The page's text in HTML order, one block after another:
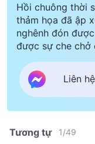
Hồi chuông thời
thảm họa đã ập
nghênh đón
được sự che chở
Liên
Tương tự 1/49